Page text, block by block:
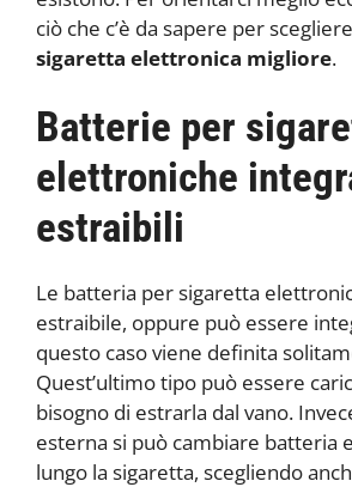
ciò che c’è da sapere per
sigaretta elettronica migliore.
Batterie per
elettroniche
estraibili
Le batteria per sigaretta
estraibile, oppure può essere
questo caso viene definita
Quest’ultimo tipo può essere
bisogno di estrarla dal vano.
esterna si può cambiare batteria
lungo la sigaretta, scegliendo